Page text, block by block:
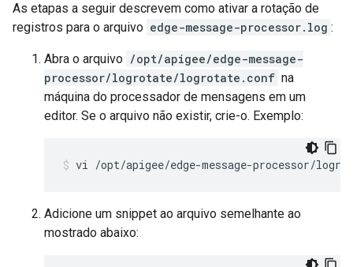
As etapas a seguir descrevem como ativar a rotação de
registros para o arquivo edge-message-processor.log :
Abra o arquivo /opt/apigee/edge-message-
processor/logrotate/logrotate.conf na
máquina do processador de mensagens em um
editor. Se o arquivo não existir, crie-o. Exemplo:
Adicione um snippet ao arquivo semelhante ao
mostrado abaixo: